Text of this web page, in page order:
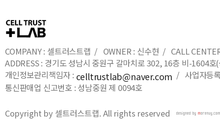
COMPANY : 셀트러스트랩 / OWNER : 신수현 / CALL
ADDRESS : 경기도 성남시 중원구 갈마치로 302, 16층 비-1604
개인정보관리책임자 : celltrustlab@naver.com / 사업자등
통신판매업 신고번호 : 성남중원 제 0094호
Copyright by 셀트러스트랩. All rights reserved